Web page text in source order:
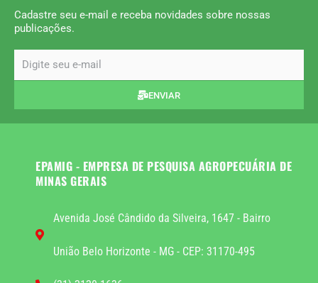
Cadastre seu e-mail e receba novidades sobre nossas
publicações.
ENVIAR
EPAMIG - EMPRESA DE PESQUISA AGROPECUÁRIA DE
MINAS GERAIS
Avenida José Cândido da Silveira, 1647 - Bairro
União Belo Horizonte - MG - CEP: 31170-495